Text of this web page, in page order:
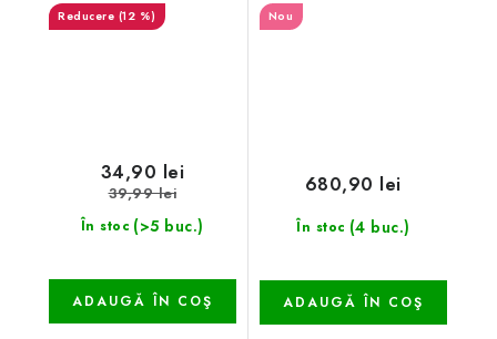
(12 %)
În stoc (>5 buc.)
34,90 lei
39,99 lei
ADAUGĂ ÎN COŞ
Nou
În stoc (4 buc.)
680,90 lei
ADAUGĂ ÎN COŞ